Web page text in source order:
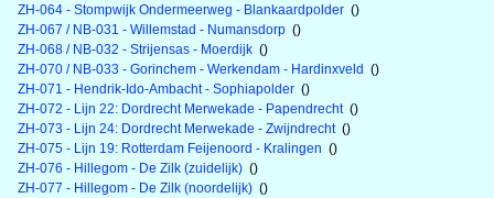
ZH-064 - Stompwijk Ondermeerweg - Blankaardpolder ()
ZH-067 / NB-031 - Willemstad - Numansdorp ()
ZH-068 / NB-032 - Strijensas - Moerdijk ()
ZH-070 / NB-033 - Gorinchem - Werkendam - Hardinxveld ()
ZH-071 - Hendrik-Ido-Ambacht - Sophiapolder ()
ZH-072 - Lijn 22: Dordrecht Merwekade - Papendrecht ()
ZH-073 - Lijn 24: Dordrecht Merwekade - Zwijndrecht ()
ZH-075 - Lijn 19: Rotterdam Feijenoord - Kralingen ()
ZH-076 - Hillegom - De Zilk (zuidelijk) ()
ZH-077 - Hillegom - De Zilk (noordelijk) ()